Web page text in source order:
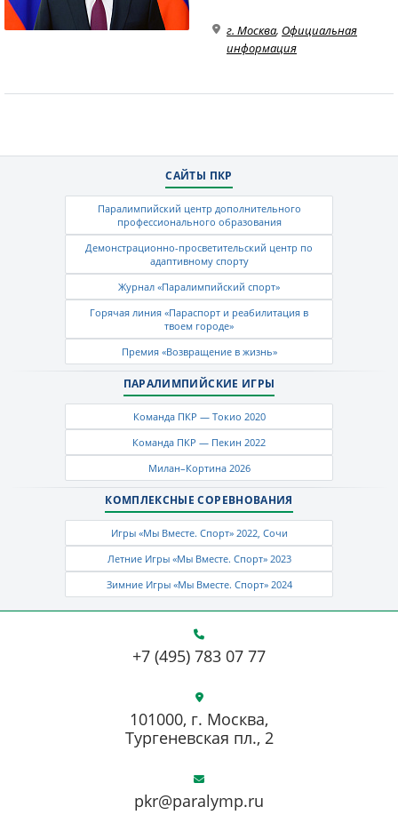
г. Москва, Официальная
информация
САЙТЫ ПКР
Паралимпийский центр дополнительного
профессионального образования
Демонстрационно-просветительский центр по
адаптивному спорту
Журнал «Паралимпийский спорт»
Горячая линия «Параспорт и реабилитация в
твоем городе»
Премия «Возвращение в жизнь»
ПАРАЛИМПИЙСКИЕ ИГРЫ
Команда ПКР — Токио 2020
Команда ПКР — Пекин 2022
Милан–Кортина 2026
КОМПЛЕКСНЫЕ СОРЕВНОВАНИЯ
Игры «Мы Вместе. Спорт» 2022, Сочи
Летние Игры «Мы Вместе. Спорт» 2023
Зимние Игры «Мы Вместе. Спорт» 2024
+7 (495) 783 07 77
pkr@paralymp.ru
101000, г. Москва,
Тургеневская пл., 2